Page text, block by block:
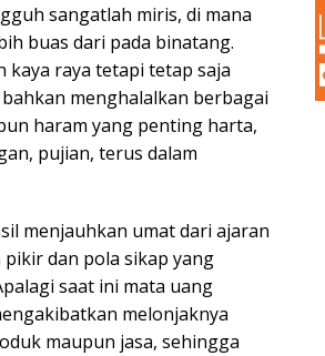
sangatlah miris, di mana
buas dari pada binatang.
kaya raya tetapi tetap saja
menghalalkan berbagai
haram yang penting harta,
pujian, terus dalam
menjauhkan umat dari ajaran
dan pola sikap yang
saat ini mata uang
melonjaknya
maupun jasa, sehingga